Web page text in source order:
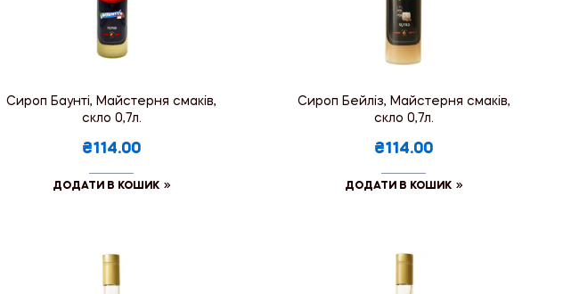
Сироп Баунті, Майстерня смаків,
скло 0,7л.
₴114.00
ДОДАТИ В КОШИК
Сироп Бейліз, Майстерня смаків,
скло 0,7л.
₴114.00
ДОДАТИ В КОШИК